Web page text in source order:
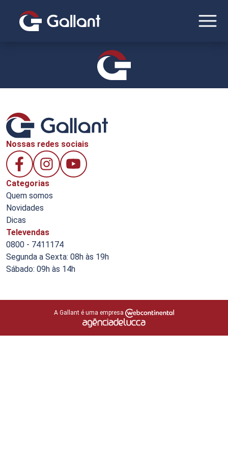
Nossas redes sociais
Categorias
Quem somos
Novidades
Dicas
Televendas
0800 - 7411174
Segunda a Sexta: 08h às 19h
Sábado: 09h às 14h
A Gallant é uma empresa